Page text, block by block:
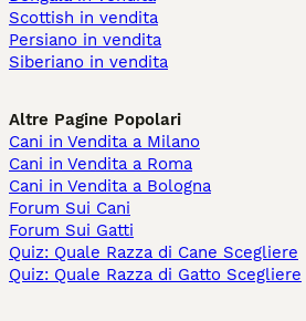
Scottish in vendita
Persiano in vendita
Siberiano in vendita
Altre Pagine Popolari
Cani in Vendita a Milano
Cani in Vendita a Roma
Cani in Vendita a Bologna
Forum Sui Cani
Forum Sui Gatti
Quiz: Quale Razza di Cane Scegliere
Quiz: Quale Razza di Gatto Scegliere